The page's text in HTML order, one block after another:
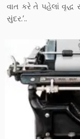
વાત કરે તે પહેલાં
સુંદર.’..